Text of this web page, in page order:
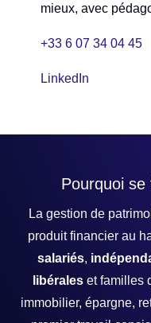
mieux, avec
+33 6 07 34 04 45
LinkedIn
Pourquoi
La gestion de
produit financier au
salariés,
libérales et familles
immobilier, épargne,